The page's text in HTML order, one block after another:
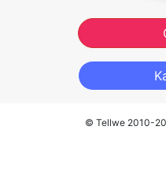
© Tellwe 2010-